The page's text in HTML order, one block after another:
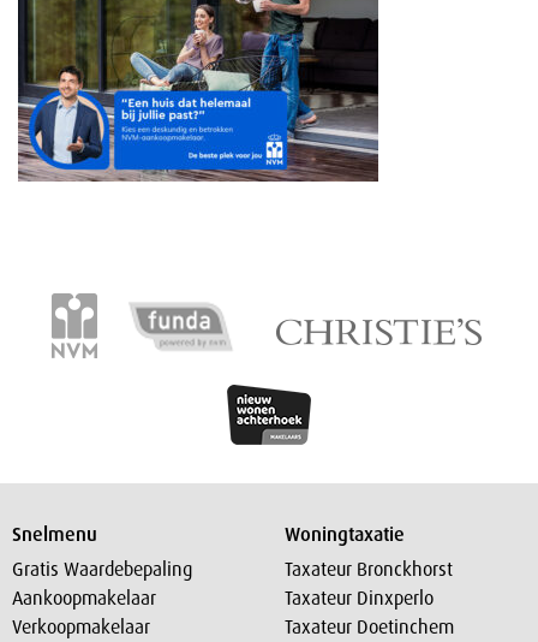
Snelmenu
Gratis Waardebepaling
Aankoopmakelaar
Verkoopmakelaar
Woningtaxatie
Taxateur Bronckhorst
Taxateur Dinxperlo
Taxateur Doetinchem